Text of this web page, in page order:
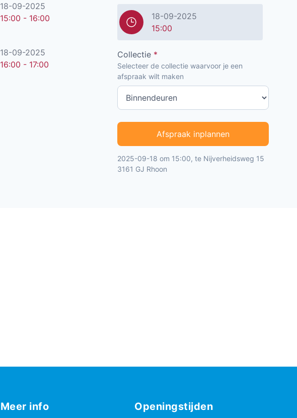
18-09-2025
15:00 - 16:00
18-09-2025
16:00 - 17:00
18-09-2025
15:00
Collectie *
Selecteer de collectie waarvoor je een
afspraak wilt maken
Afspraak inplannen
2025-09-18 om 15:00, te Nijverheidsweg 15
3161 GJ Rhoon
Meer info Openingstijden